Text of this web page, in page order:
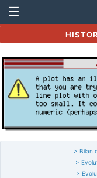
☰
> Bilan
>
>